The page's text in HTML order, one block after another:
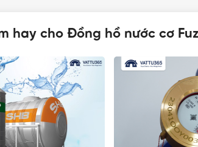
hay cho Đồng hồ nước cơ